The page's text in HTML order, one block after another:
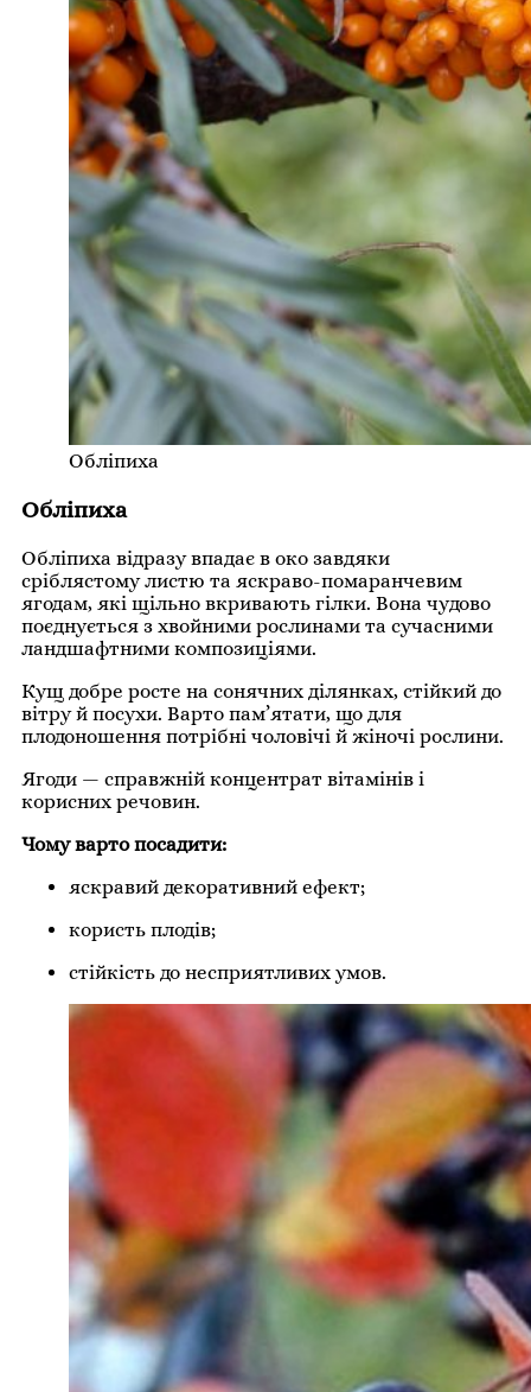
Обліпиха
Обліпиха
Обліпиха відразу впадає в око завдяки
сріблястому листю та яскраво-помаранчевим
ягодам, які щільно вкривають гілки. Вона чудово
поєднується з хвойними рослинами та сучасними
ландшафтними композиціями.
Кущ добре росте на сонячних ділянках, стійкий до
вітру й посухи. Варто пам’ятати, що для
плодоношення потрібні чоловічі й жіночі рослини.
Ягоди — справжній концентрат вітамінів і
корисних речовин.
Чому варто посадити:
яскравий декоративний ефект;
користь плодів;
стійкість до несприятливих умов.